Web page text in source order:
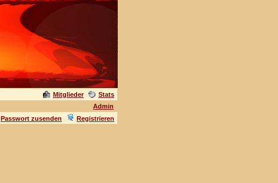
Mitglieder
Stats
Admin
Passwort zusenden Registrieren